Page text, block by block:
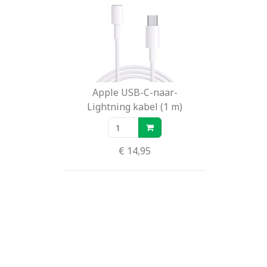
Apple USB-C-naar-
Lightning kabel (1 m)
€ 14,95